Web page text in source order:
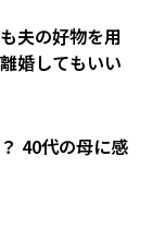
夫の好物を用
婚してもいい
40代の母に感